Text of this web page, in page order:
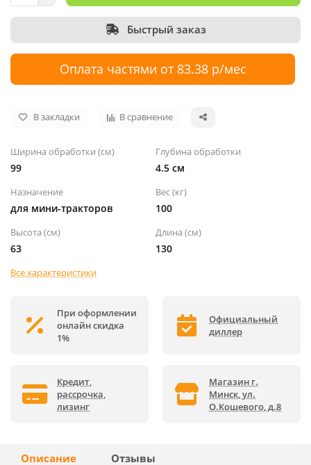
Быстрый заказ
Оплата частями от 83.38 р/мес
В закладки В сравнение
Ширина обработки (см)
99
Глубина обработки
4.5 см
Назначение
для мини-тракторов
Вес (кг)
100
Высота (см)
63
Длина (см)
130
Все характеристики
При оформлении
онлайн скидка
1%
Официальный
диллер
Кредит,
рассрочка,
лизинг
Магазин г.
Минск, ул.
О.Кошевого, д.8
Описание Отзывы